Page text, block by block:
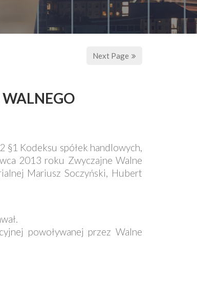
Next Page
§1 Kodeksu spółek handlowych,
2013 roku Zwyczajne Walne
Mariusz Soczyński, Hubert
powoływanej przez Walne